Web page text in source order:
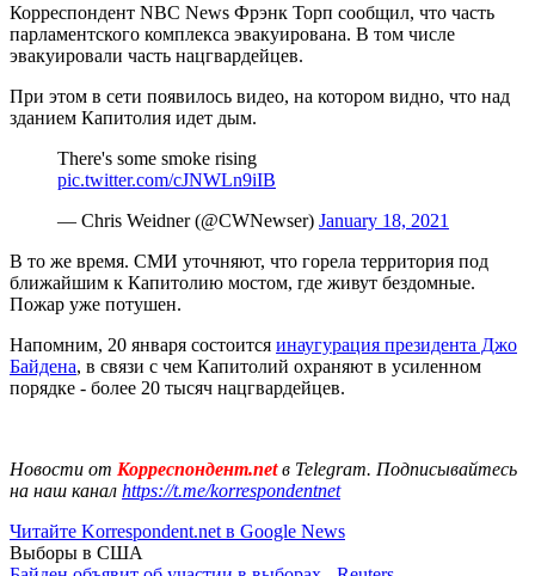
Корреспондент NBC News Фрэнк Торп сообщил, что часть
парламентского комплекса эвакуирована. В том числе
эвакуировали часть нацгвардейцев.
При этом в сети появилось видео, на котором видно, что над
зданием Капитолия идет дым.
There's some smoke rising
pic.twitter.com/cJNWLn9iIB
— Chris Weidner (@CWNewser) January 18, 2021
В то же время. СМИ уточняют, что горела территория под
ближайшим к Капитолию мостом, где живут бездомные.
Пожар уже потушен.
Напомним, 20 января состоится инаугурация президента Джо
Байдена, в связи с чем Капитолий охраняют в усиленном
порядке - более 20 тысяч нацгвардейцев.
Новости от Корреспондент.netв Telegram. Подписывайтесь
на наш канал https://t.me/korrespondentnet
Читайте Korrespondent.net в Google News
Выборы в США